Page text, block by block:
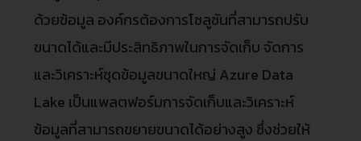
ด้วยข้อมูล องค์กรต้องการโซลูชันที่สามารถปรับ
ขนาดได้และมีประสิทธิภาพในการจัดเก็บ จัดการ
และวิเคราะห์ชุดข้อมูลขนาดใหญ่ Azure Data
Lake เป็นแพลตฟอร์มการจัดเก็บและวิเคราะห์
ข้อมูลที่สามารถขยายขนาดได้อย่างสูง ซึ่งช่วยให้